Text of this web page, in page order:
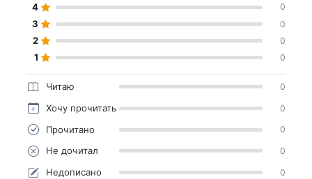
4 0
3 0
2 0
1 0
Читаю 0
Хочу прочитать 0
Прочитано 0
Не дочитал 0
Недописано 0